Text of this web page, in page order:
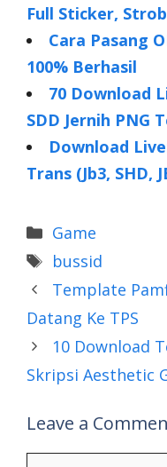
Full Sticker,
Cara Pasang
100% Berhasil
70 Download
SDD Jernih PNG
Download
Trans (Jb3, SHD,
Categories
Game
Tags
bussid
Template
Datang Ke TPS
10 Download
Skripsi Aesthetic
Leave a